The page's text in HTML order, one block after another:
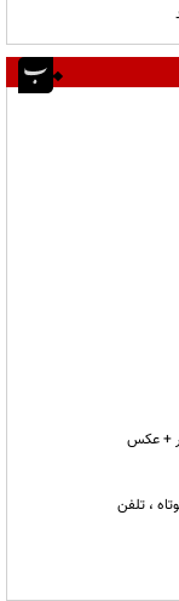
+ عکس
، تلفن